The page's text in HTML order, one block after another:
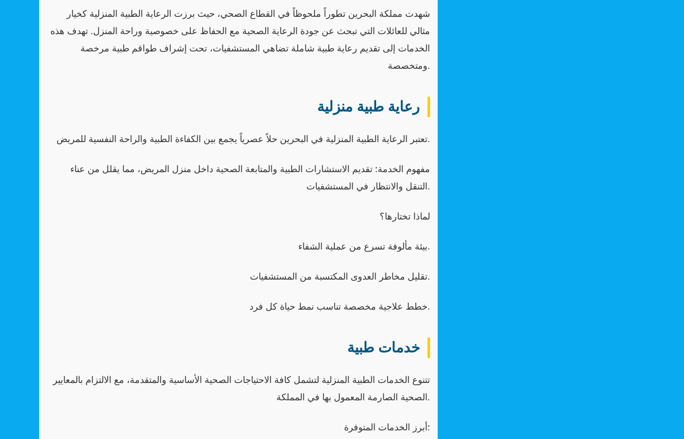
شهدت مملكة البحرين تطوراً ملحوظاً في القطاع الصحي، حيث برزت الرعاية الطبية المنزلية كخيار
مثالي للعائلات التي تبحث عن جودة الرعاية الصحية مع الحفاظ على خصوصية وراحة المنزل. تهدف هذه
الخدمات إلى تقديم رعاية طبية شاملة تضاهي المستشفيات، تحت إشراف طواقم طبية مرخصة
ومتخصصة.
رعاية طبية منزلية
تعتبر الرعاية الطبية المنزلية في البحرين حلاً عصرياً يجمع بين الكفاءة الطبية والراحة النفسية للمريض.
مفهوم الخدمة: تقديم الاستشارات الطبية والمتابعة الصحية داخل منزل المريض، مما يقلل من عناء
التنقل والانتظار في المستشفيات.
لماذا تختارها؟
بيئة مألوفة تسرع من عملية الشفاء.
تقليل مخاطر العدوى المكتسبة من المستشفيات.
خطط علاجية مخصصة تناسب نمط حياة كل فرد.
خدمات طبية
تتنوع الخدمات الطبية المنزلية لتشمل كافة الاحتياجات الصحية الأساسية والمتقدمة، مع الالتزام بالمعايير
الصحية الصارمة المعمول بها في المملكة.
أبرز الخدمات المتوفرة: